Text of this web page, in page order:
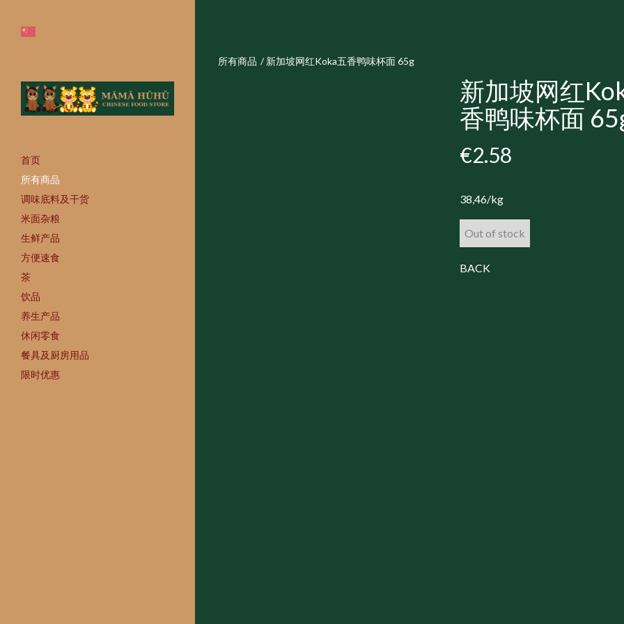
首页
所有商品
调味底料及干货
米面杂粮
生鲜产品
方便速食
茶
饮品
养生产品
休闲零食
餐具及厨房用品
限时优惠
所有商品 / 新加坡网红Koka五香鸭味杯面 65g
新加坡网红
香鸭味杯面
€2.58
38,46/kg
Out of stock
BACK